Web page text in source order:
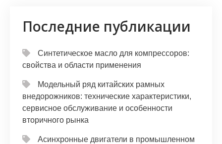
Последние публикации
Синтетическое масло для компрессоров:
свойства и области применения
Модельный ряд китайских рамных
внедорожников: технические характеристики,
сервисное обслуживание и особенности
вторичного рынка
Асинхронные двигатели в промышленном